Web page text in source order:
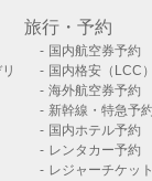
旅行・予約
国内航空券予約
国内格安（LCC
海外航空券予約
新幹線・特急予
国内ホテル予約
レンタカー予約
レジャーチケッ